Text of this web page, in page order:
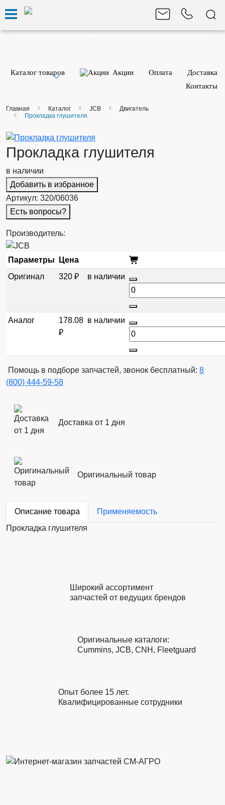
Онлайн-магазин запчастей от ведущих производителей
Каталог товаров Акции Оплата
Доставка
Контакты
Главная Каталог JCB
Двигатель
Прокладка глушителя
Прокладка глушителя
в наличии
Добавить в избранное
Артикул: 320/06036
Есть вопросы?
Производитель:
Параметры
Цена
Оригинал
320 ₽ в наличии
Аналог
178.08
₽
в наличии
Помощь в подборе запчастей, звонок бесплатный: 8
(800) 444-59-58
Доставка от 1 дня
Оригинальный товар
Описание товара
Применяемость
Прокладка глушителя
Широкий ассортимент
запчастей от ведущих брендов
Оригинальные каталоги:
Cummins, JCB, CNH , Fleetguard
Опыт более 15 лет.
Квалифицированные сотрудники